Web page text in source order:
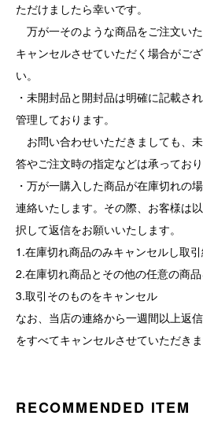
ただけましたら幸いです。
万が一そのような商品をご注文い
キャンセルさせていただく場合がご
い。
・未開封品と開封品は明確に記載さ
管理しております。
お問い合わせいただきましても、
答やご注文時の指定などは承っており
・万が一購入した商品が在庫切れの
連絡いたします。その際、お客様は
択して返信をお願いいたします。
1.在庫切れ商品のみキャンセルし取
2.在庫切れ商品とその他の任意の商
3.取引そのものをキャンセル
なお、当店の連絡から一週間以上返
をすべてキャンセルさせていただきま
RECOMMENDED ITEM